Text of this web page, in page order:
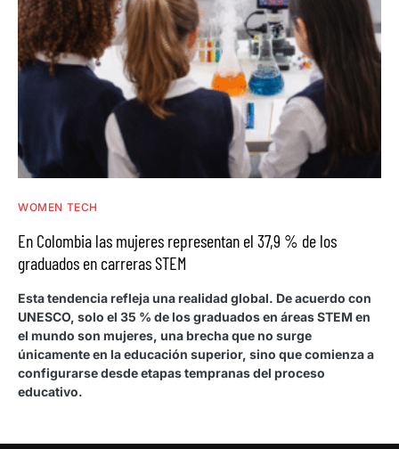
WOMEN TECH
En Colombia las mujeres representan el 37,9 % de los
graduados en carreras STEM
Esta tendencia refleja una realidad global. De acuerdo con
UNESCO, solo el 35 % de los graduados en áreas STEM en
el mundo son mujeres, una brecha que no surge
únicamente en la educación superior, sino que comienza a
configurarse desde etapas tempranas del proceso
educativo.